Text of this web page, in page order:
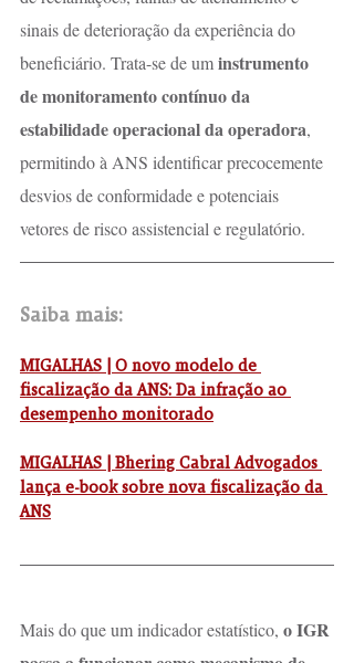
sinais de deterioração da experiência do
beneficiário. Trata-se de um instrumento
de monitoramento contínuo da
estabilidade operacional da operadora,
permitindo à ANS identificar precocemente
desvios de conformidade e potenciais
vetores de risco assistencial e regulatório.
Saiba mais:
MIGALHAS | O novo modelo de
fiscalização da ANS: Da infração ao
desempenho monitorado
MIGALHAS | Bhering Cabral Advogados
lança e-book sobre nova fiscalização da
ANS
Mais do que um indicador estatístico, o IGR